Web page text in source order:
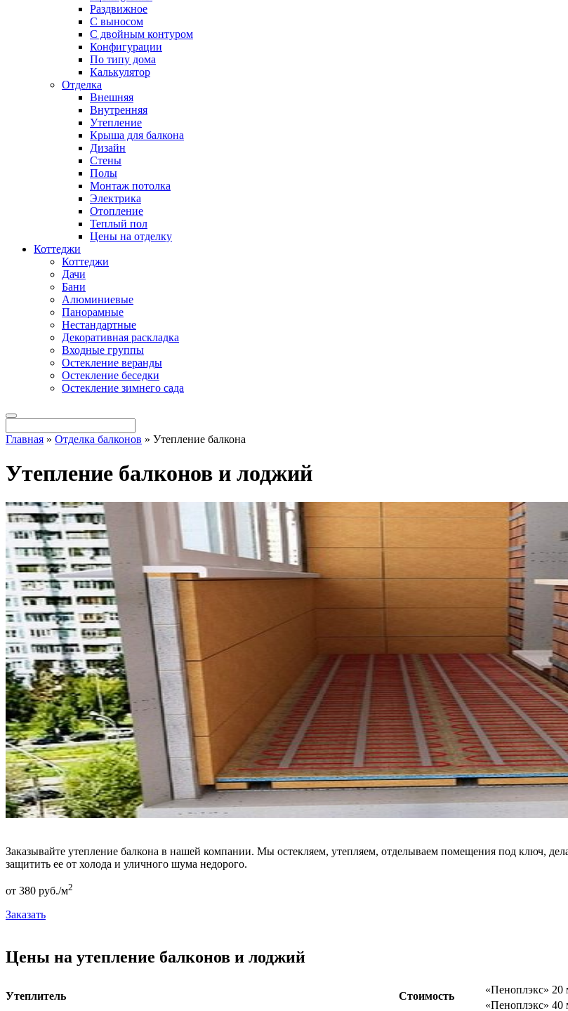
Раздвижное
С выносом
С двойным контуром
Конфигурации
По типу дома
Калькулятор
Отделка
Внешняя
Внутренняя
Утепление
Крыша для балкона
Дизайн
Стены
Полы
Монтаж потолка
Электрика
Отопление
Теплый пол
Цены на отделку
Коттеджи
Коттеджи
Дачи
Бани
Алюминиевые
Панорамные
Нестандартные
Декоративная раскладка
Входные группы
Остекление веранды
Остекление беседки
Остекление зимнего сада
Главная » Отделка балконов » Утепление балкона
Утепление балконов и лоджий
Заказывайте утепление балкона в нашей компании. Мы остекляем, утепляем, отделываем помещения под ключ,
защитить ее от холода и уличного шума недорого.
от 380 pуб./м2
Заказать
Цены на утепление балконов и лоджий
Утеплитель Стоимость
«Пеноплэкс»
«Пеноплэкс»